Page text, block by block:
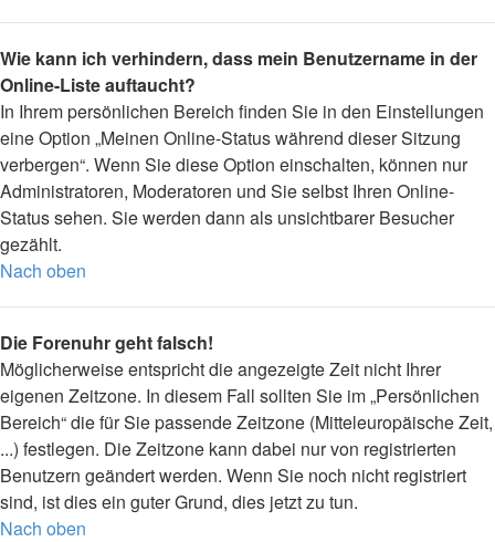
Wie kann ich verhindern, dass mein Benutzername in der
Online-Liste auftaucht?
In Ihrem persönlichen Bereich finden Sie in den Einstellungen
eine Option „Meinen Online-Status während dieser Sitzung
verbergen“. Wenn Sie diese Option einschalten, können nur
Administratoren, Moderatoren und Sie selbst Ihren Online-
Status sehen. Sie werden dann als unsichtbarer Besucher
gezählt.
Nach oben
Die Forenuhr geht falsch!
Möglicherweise entspricht die angezeigte Zeit nicht Ihrer
eigenen Zeitzone. In diesem Fall sollten Sie im „Persönlichen
Bereich“ die für Sie passende Zeitzone (Mitteleuropäische Zeit,
...) festlegen. Die Zeitzone kann dabei nur von registrierten
Benutzern geändert werden. Wenn Sie noch nicht registriert
sind, ist dies ein guter Grund, dies jetzt zu tun.
Nach oben